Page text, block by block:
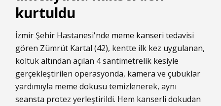
kurtuldu
İzmir Şehir Hastanesi'nde meme kanseri tedavisi
gören Zümrüt Kartal (42), kentte ilk kez uygulanan,
koltuk altından açılan 4 santimetrelik kesiyle
gerçekleştirilen operasyonda, kamera ve çubuklar
yardımıyla meme dokusu temizlenerek, aynı
seansta protez yerleştirildi. Hem kanserli dokudan